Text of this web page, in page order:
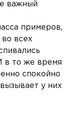
важный
примеров,
всех
в то же время
спокойно
у них